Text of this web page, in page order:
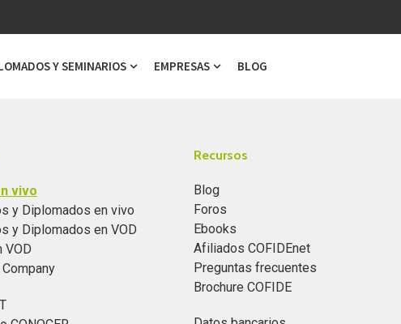
for Cursos
Y SEMINARIOS
Show submenu for Diplomados y Seminarios
EMPRESAS
Show submenu for Empresas
BLOG
vivo
y Diplomados en vivo
y Diplomados en VOD
VOD
Recursos
Blog
Foros
Ebooks
Afiliados COFIDEnet
Preguntas frecuentes
Brochure COFIDE